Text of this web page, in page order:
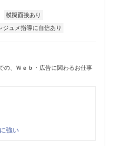
模擬面接あり
ジュメ指導に自信あり
の、Ｗｅｂ・広告に関わるお仕事
強い